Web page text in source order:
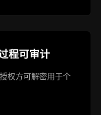
程可审计
权方可解密用于个